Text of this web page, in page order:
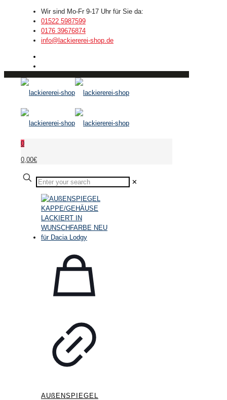
Wir sind Mo-Fr 9-17 Uhr für Sie da:
01522 5987599
0176 39676874
info@lackiererei-shop.de
0
0,00€
✕
AUßENSPIEGEL